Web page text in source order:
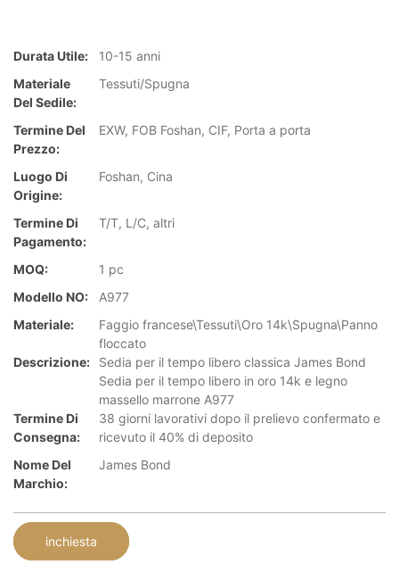
Durata Utile:
10-15 anni
Materiale
Del Sedile:
Tessuti/Spugna
Termine Del
Prezzo:
EXW, FOB Foshan, CIF, Porta a porta
Luogo Di
Origine:
Foshan, Cina
Termine Di
Pagamento:
T/T, L/C, altri
MOQ:
1 pc
Modello NO:
A977
Materiale:
Faggio francese\Tessuti\Oro 14k\Spugna\Panno
floccato
Descrizione:
Sedia per il tempo libero classica James Bond
Sedia per il tempo libero in oro 14k e legno
massello marrone A977
Termine Di
Consegna:
38 giorni lavorativi dopo il prelievo confermato e
ricevuto il 40% di deposito
Nome Del
Marchio:
James Bond
inchiesta